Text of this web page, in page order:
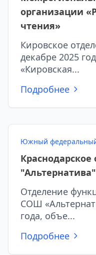
организации
чтения»
Кировское
декабре 2025
«Кировская...
Подробнее
Южный
"Альтернатива"
Отделение
СОШ
года, объе...
Подробнее